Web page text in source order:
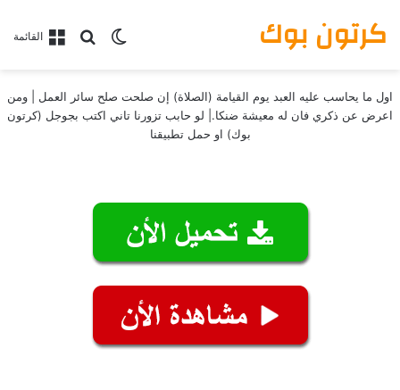
القائمةبحث عن
الوضع المظلم كرتون بوك
اول ما يحاسب عليه العبد يوم القيامة (الصلاة) إن صلحت صلح سائر العمل | ومن
اعرض عن ذكري فان له معيشة ضنكا.| لو حابب تزورنا تاني اكتب بجوجل (كرتون
بوك) او حمل تطبيقنا